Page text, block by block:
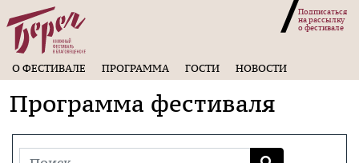
Подписаться
на рассылку
о фестивале
О ФЕСТИВАЛЕ ПРОГРАММА ГОСТИ НОВОСТИ
Программа фестиваля